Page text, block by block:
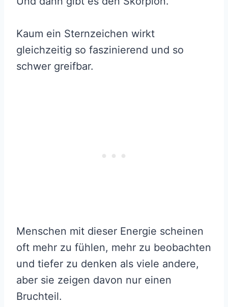
Kaum ein Sternzeichen wirkt
gleichzeitig so faszinierend und so
schwer greifbar.
Menschen mit dieser Energie scheinen
oft mehr zu fühlen, mehr zu beobachten
und tiefer zu denken als viele andere,
aber sie zeigen davon nur einen
Bruchteil.